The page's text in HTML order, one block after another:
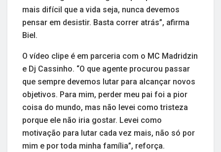
mais difícil que a vida seja, nunca devemos
pensar em desistir. Basta correr atrás”, afirma
Biel.
O vídeo clipe é em parceria com o MC Madridzin
e Dj Cassinho. “O que agente procurou passar
que sempre devemos lutar para alcançar novos
objetivos. Para mim, perder meu pai foi a pior
coisa do mundo, mas não levei como tristeza
porque ele não iria gostar. Levei como
motivação para lutar cada vez mais, não só por
mim e por toda minha família”, reforça.